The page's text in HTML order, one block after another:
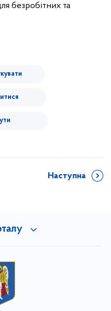
безробітних та
Наступна